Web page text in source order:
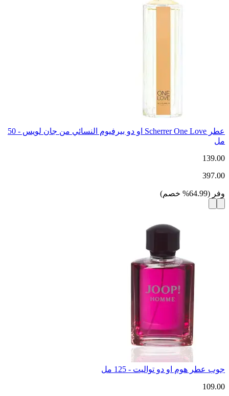
عطر Scherrer One Love او دو بيرفيوم النسائي من جان لويس - 50
مل
139.00
397.00
وفر (
64.99
% خصم)
جوب عطر هوم او دو تواليت - 125 مل
109.00